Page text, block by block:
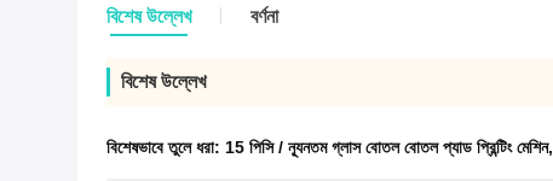
বিশেষ উল্লেখ বর্ণনা
বিশেষ উল্লেখ
বিশেষভাবে তুলে ধরা: 15 পিসি / ন্যূনতম গ্লাস বোতল বোতল প্যাড প্রিন্টিং মেশিন,